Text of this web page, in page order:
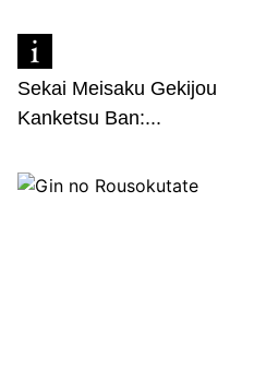
Sekai Meisaku Gekijou
Kanketsu Ban:...